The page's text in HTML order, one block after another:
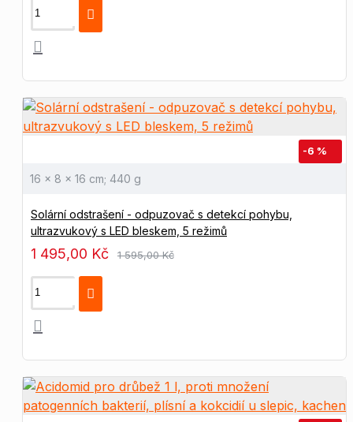
-6 %
‎16 x 8 x 16 cm; 440 g
Solární odstrašení - odpuzovač s detekcí pohybu,
ultrazvukový s LED bleskem, 5 režimů
1 495,00 Kč 1 595,00 Kč